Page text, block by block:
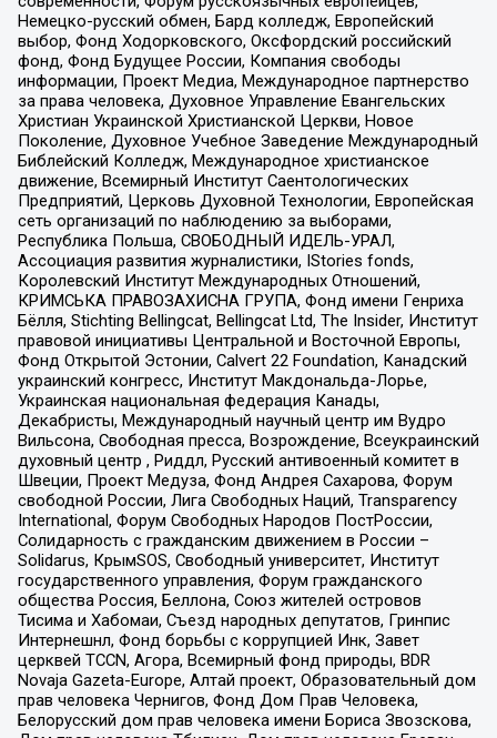
Немецко-русский обмен, Бард колледж, Европейский
выбор, Фонд Ходорковского, Оксфордский российский
фонд, Фонд Будущее России, Компания свободы
информации, Проект Медиа, Международное партнерство
за права человека, Духовное Управление Евангельских
Христиан Украинской Христианской Церкви, Новое
Поколение, Духовное Учебное Заведение Международный
Библейский Колледж, Международное христианское
движение, Всемирный Институт Саентологических
Предприятий, Церковь Духовной Технологии, Европейская
сеть организаций по наблюдению за выборами,
Республика Польша, СВОБОДНЫЙ ИДЕЛЬ-УРАЛ,
Ассоциация развития журналистики, IStories fonds,
Королевский Институт Международных Отношений,
КРИМСЬКА ПРАВОЗАХИСНА ГРУПА, Фонд имени Генриха
Бёлля, Stichting Bellingcat, Bellingcat Ltd, The Insider, Институт
правовой инициативы Центральной и Восточной Европы,
Фонд Открытой Эстонии, Calvert 22 Foundation, Канадский
украинский конгресс, Институт Макдональда-Лорье,
Украинская национальная федерация Канады,
Декабристы, Международный научный центр им Вудро
Вильсона, Свободная пресса, Возрождение, Всеукраинский
духовный центр , Риддл, Русский антивоенный комитет в
Швеции, Проект Медуза, Фонд Андрея Сахарова, Форум
свободной России, Лига Свободных Наций, Transparеncy
International, Форум Свободных Народов ПостРоссии,
Солидарность с гражданским движением в России –
Solidarus, КрымSOS, Свободный университет, Институт
государственного управления, Форум гражданского
общества Россия, Беллона, Союз жителей островов
Тисима и Хабомаи, Съезд народных депутатов, Гринпис
Интернешнл, Фонд борьбы с коррупцией Инк, Завет
церквей TCCN, Агора, Всемирный фонд природы, BDR
Novaja Gazeta-Europe, Алтай проект, Образовательный дом
прав человека Чернигов, Фонд Дом Прав Человека,
Белорусский дом прав человека имени Бориса Звозскова,